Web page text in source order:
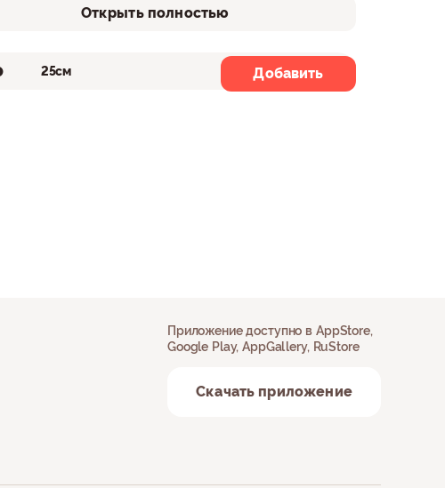
Открыть полностью
25см 30см
Добавить
Приложение доступно в AppStore,
Google Play, AppGallery, RuStore
Скачать приложение